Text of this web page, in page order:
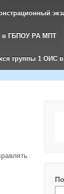
в ГБПОУ РА МПТ
группы 1 ОИС